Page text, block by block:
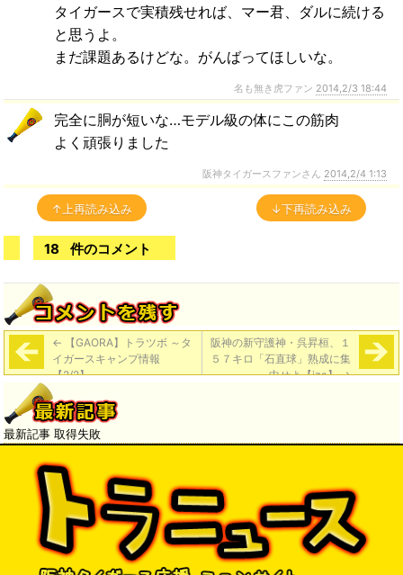
タイガースで実積残せれば、マー君、ダルに続ける
と思うよ。
まだ課題あるけどな。がんばってほしいな。
名も無き虎ファン 2014,2/3 18:44
完全に胴が短いな…モデル級の体にこの筋肉
よく頑張りました
阪神タイガースファンさん 2014,2/4 1:13
↑上再読み込み ↓下再読み込み
18 件のコメント
← 【GAORA】トラツボ ～タ
イガースキャンプ情報
【2/2】
阪神の新守護神・呉昇桓、１
５７キロ「石直球」熟成に集
中せよ【iza】→
最新記事 取得失敗